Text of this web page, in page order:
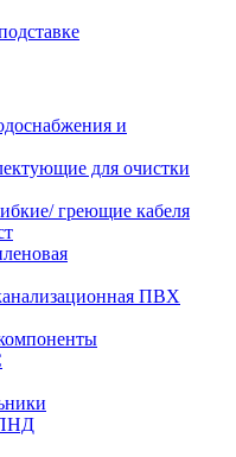
и
для очистки
греющие кабеля
ПВХ